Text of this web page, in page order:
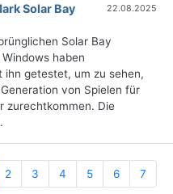
Solar Bay
22.08.2025
Solar Bay
haben
ihn getestet, um zu sehen,
von Spielen für
zurechtkommen. Die
2 3 4 5 6 7